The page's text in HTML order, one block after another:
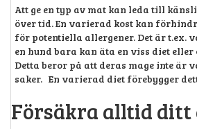
Att ge en typ av mat kan leda till
över tid. En varierad kost kan
för potentiella allergener. Det är t.ex.
en hund bara kan äta en viss diet
Detta beror på att deras mage inte är
saker. En varierad diet förebygger
Försäkra alltid ditt